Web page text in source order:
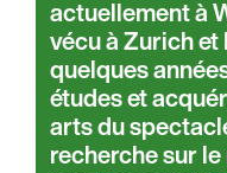
actuellement à
vécu à Zurich et
quelques
études et
arts du
recherche sur